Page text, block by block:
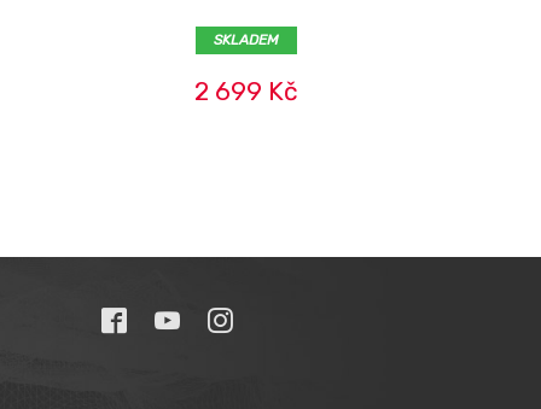
SKLADEM
2 699 Kč